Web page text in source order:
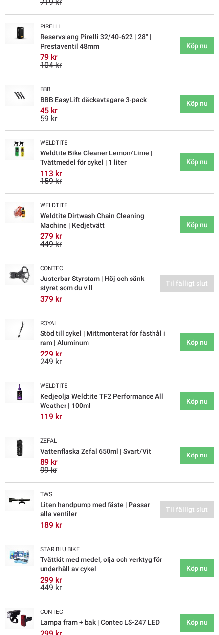
719 kr
PIRELLI
Reservslang Pirelli 32/40-622 | 28" |
Prestaventil 48mm
79 kr
104 kr
Köp nu
BBB
BBB EasyLift däckavtagare 3-pack
45 kr
59 kr
Köp nu
WELDTITE
Weldtite Bike Cleaner Lemon/Lime |
Tvättmedel för cykel | 1 liter
113 kr
159 kr
Köp nu
WELDTITE
Weldtite Dirtwash Chain Cleaning
Machine | Kedjetvätt
279 kr
449 kr
Köp nu
CONTEC
Justerbar Styrstam | Höj och sänk
styret som du vill
379 kr
Tillfälligt slut
ROYAL
Stöd till cykel | Mittmonterat för fästhål i
ram | Aluminum
229 kr
249 kr
Köp nu
WELDTITE
Kedjeolja Weldtite TF2 Performance All
Weather | 100ml
119 kr
Köp nu
ZEFAL
Vattenflaska Zefal 650ml | Svart/Vit
89 kr
99 kr
Köp nu
TWS
Liten handpump med fäste | Passar
alla ventiler
189 kr
Tillfälligt slut
STAR BLU BIKE
Tvättkit med medel, olja och verktyg för
underhåll av cykel
299 kr
449 kr
Köp nu
CONTEC
Lampa fram + bak | Contec LS-247 LED Köp nu